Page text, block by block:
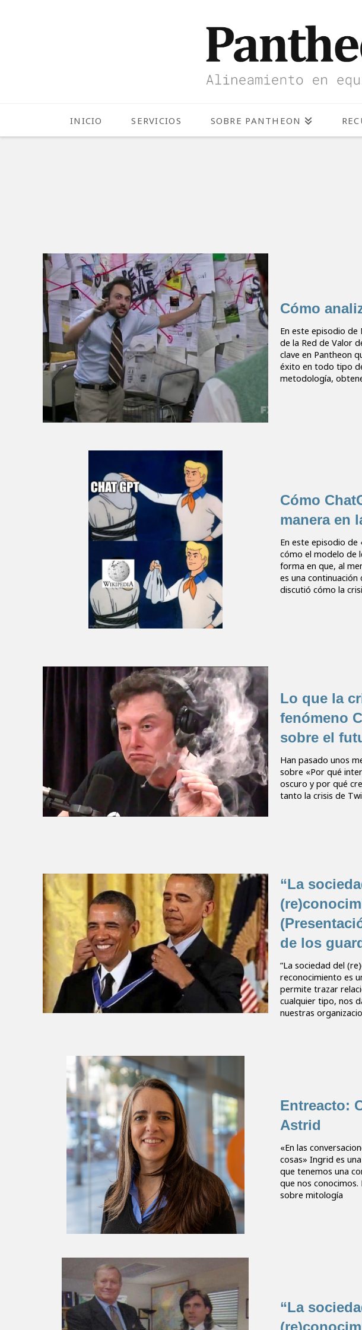
INICIO SERVICIOS SOBRE PANTHEON
Cómo
En este episodio de
de la Red de Valor
clave en Pantheon
éxito en todo tipo
metodología,
Cómo
manera en
En este episodio
cómo el modelo de
forma en que, al
es una
discutió cómo la
Lo que la
fenómeno
sobre el
Han pasado unos
sobre «Por qué
oscuro y por qué
tanto la crisis de
“La
de los
“La sociedad del
reconocimiento es
permite trazar
cualquier tipo, nos
nuestras
Entreacto:
Astrid
«En las
cosas» Ingrid es
que tenemos una
que nos
sobre mitología
“La